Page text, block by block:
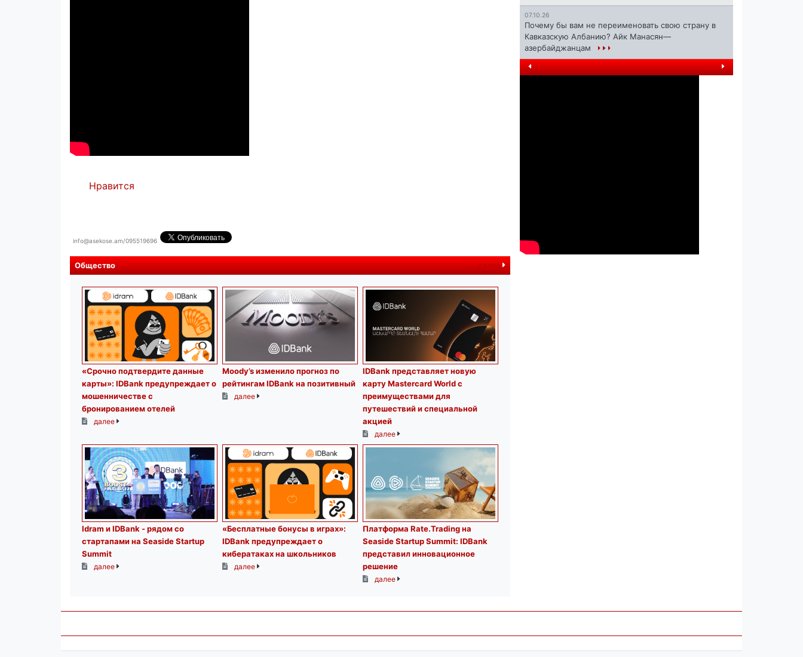
Нравится
info@asekose.am/095519696
Общество далее
«Срочно подтвердите данные
карты»: IDBank предупреждает о
мошенничестве с
бронированием отелей
далее
Moody’s изменило прогноз по
рейтингам IDBank на позитивный
далее
IDBank представляет новую
карту Mastercard World с
преимуществами для
путешествий и специальной
акцией
далее
Idram и IDBank - рядом со
стартапами на Seaside Startup
Summit
далее
«Бесплатные бонусы в играх»:
IDBank предупреждает о
кибератаках на школьников
далее
Платформа Rate.Trading на
Seaside Startup Summit: IDBank
представил инновационное
решение
далее
07.10.26
Почему бы вам не переименовать свою страну в
Кавказскую Албанию? Айк Манасян—
азербайджанцам